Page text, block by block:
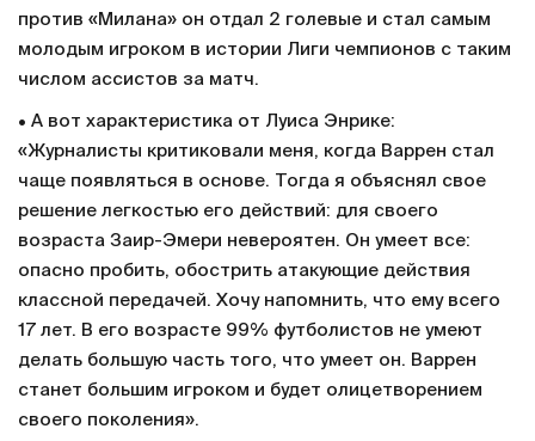
против «Милана» он отдал 2 голевые и стал самым
молодым игроком в истории Лиги чемпионов с таким
числом ассистов за матч.
• А вот характеристика от Луиса Энрике:
«Журналисты критиковали меня, когда Варрен стал
чаще появляться в основе. Тогда я объяснял свое
решение легкостью его действий: для своего
возраста Заир-Эмери невероятен. Он умеет все:
опасно пробить, обострить атакующие действия
классной передачей. Хочу напомнить, что ему всего
17 лет. В его возрасте 99% футболистов не умеют
делать большую часть того, что умеет он. Варрен
станет большим игроком и будет олицетворением
своего поколения».